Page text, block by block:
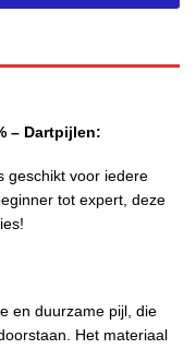
– Dartpijlen:
geschikt voor iedere
tot expert, deze
en duurzame pijl, die
Het materiaal